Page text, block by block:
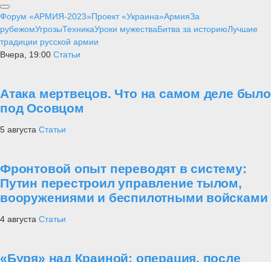
Форум «АРМИЯ-2023»Проект «Украина»АрмияЗа
рубежомУгрозыТехникаУроки мужестваБитва за историюЛучшие
традиции русской армии
Вчера, 19:00 Статьи
Атака мертвецов. Что на самом деле было
под Осовцом
5 августа Статьи
Фронтовой опыт переводят в систему:
Путин перестроил управление тылом,
вооружениями и беспилотными войсками
4 августа Статьи
«Буря» над Краиной: операция, после